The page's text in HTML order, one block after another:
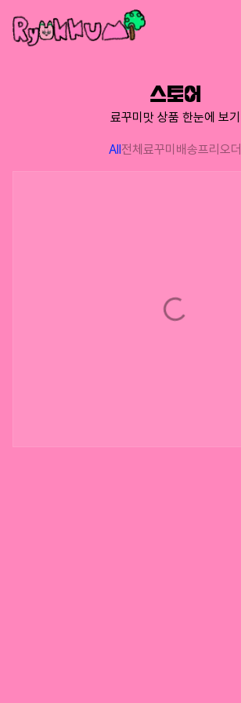
RYOKKUMi
스토어
료꾸미맛 상품 한눈에 보기
All전체료꾸미배송프리오더